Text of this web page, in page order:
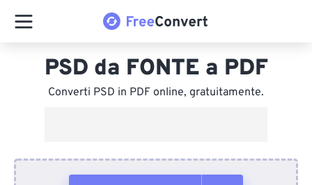
PSD da FONTE a PDF
Converti PSD in PDF online, gratuitamente.